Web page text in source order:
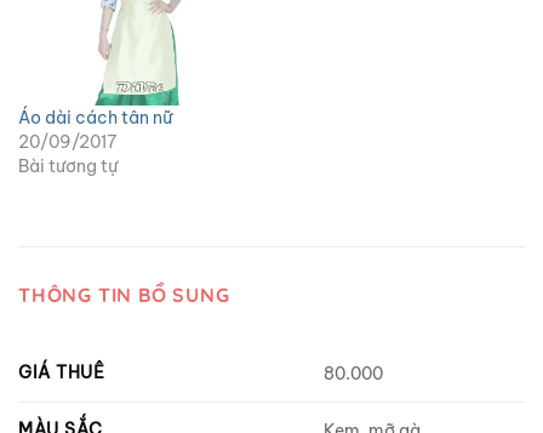
Áo dài cách tân nữ
20/09/2017
Bài tương tự
THÔNG TIN BỔ SUNG
GIÁ THUÊ 80.000